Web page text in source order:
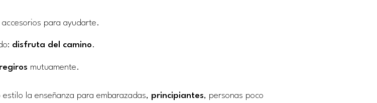
accesorios para ayudarte.
disfruta del camino.
mutuamente.
la enseñanza para embarazadas, principiantes, personas poco